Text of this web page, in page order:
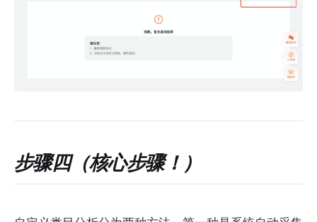
步骤四（核心步骤！）